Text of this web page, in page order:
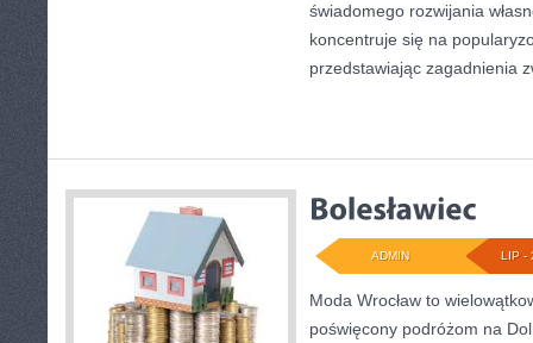
świadomego rozwijania
koncentruje się na
przedstawiając zagadnienia
LIP -
ADMIN
Moda Wrocław to
poświęcony podróżom na